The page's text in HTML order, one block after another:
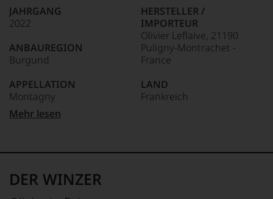
Unter 85 Punkte:
kaum
ein
Das
dokumentieren
auch
und
gerade
mit
Medaillen
Weinjournalisten
JAHRGANG
2022
ANBAUREGION
Burgund
APPELLATION
Montagny
REBSORTEN
TRINKTEMPERATUR
HERSTELLER /
IMPORTEUR
Olivier Leflaive, 21190
Puligny-Montrachet -
France
LAND
Frankreich
GESCHMACK
Mehr lesen
DER WINZER